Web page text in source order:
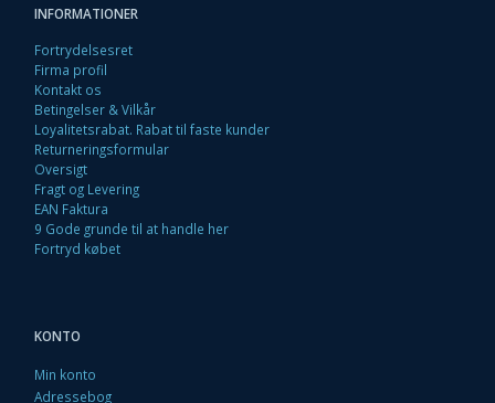
INFORMATIONER
Fortrydelsesret
Firma profil
Kontakt os
Betingelser & Vilkår
Loyalitetsrabat. Rabat til faste kunder
Returneringsformular
Oversigt
Fragt og Levering
EAN Faktura
9 Gode grunde til at handle her
Fortryd købet
KONTO
Min konto
Adressebog